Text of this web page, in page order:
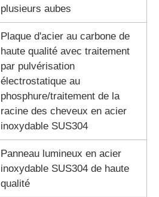
plusieurs aubes
Plaque d'acier au carbone de
haute qualité avec traitement
par pulvérisation
électrostatique au
phosphure/traitement de la
racine des cheveux en acier
inoxydable SUS304
Panneau lumineux en acier
inoxydable SUS304 de haute
qualité